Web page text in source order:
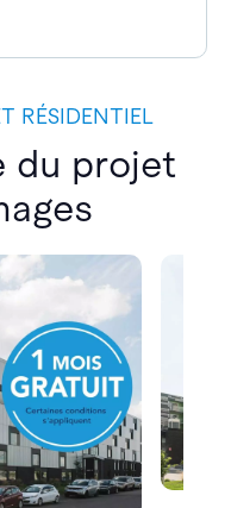
RÉSIDENTIEL
du projet